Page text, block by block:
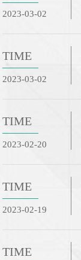
2023-03-02
TIME
2023-03-02
TIME
2023-02-20
TIME
2023-02-19
TIME